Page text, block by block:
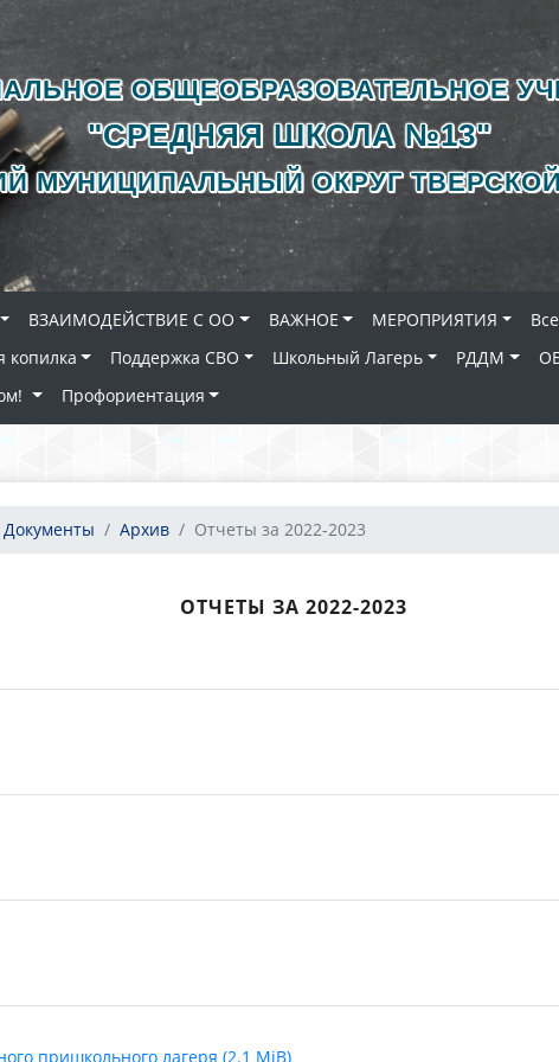
ОБЩЕОБРАЗОВАТЕЛЬНОЕ
"СРЕДНЯЯ ШКОЛА №13"
МУНИЦИПАЛЬНЫЙ ОКРУГ
ВЗАИМОДЕЙСТВИЕ С ОО ВАЖНОЕ МЕРОПРИЯТИЯ
копилка Поддержка СВО Школьный Лагерь РДДМ
Профориентация
Документы Архив Отчеты за 2022-2023
ОТЧЕТЫ ЗА 2022-2023
пришкольного лагеря (2.1 MiB)